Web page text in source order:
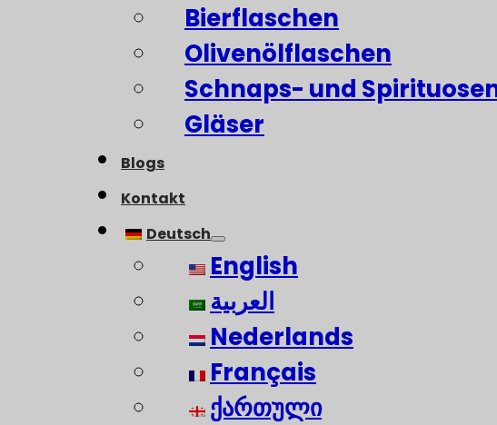
Bierflaschen
Olivenölflaschen
Schnaps- und
Gläser
Blogs
Kontakt
Deutsch
English
العربية
Nederlands
Français
ქართული